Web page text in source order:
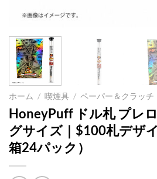
ホーム / 喫煙具 / ペーパー＆クラッチ
HoneyPuff ドル札 プレ
グサイズ｜$100札デザ
箱24パック）